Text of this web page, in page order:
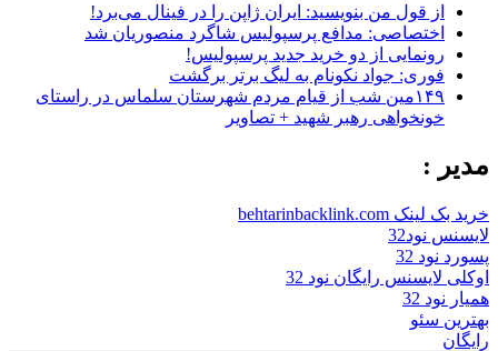
از قول من بنویسید: ایران ژاپن را در فینال می‌برد!
اختصاصی: مدافع پرسپولیس شاگرد منصوریان شد
رونمایی از دو خرید جدید پرسپولیس!
فوری: جواد نکونام به لیگ برتر برگشت
۱۴۹مین شب از قیام مردم شهرستان سلماس در راستای
خونخواهی رهبر شهید + تصاویر
مدیر :
خرید بک لینک behtarinbacklink.com
لایسنس نود32
پسورد نود 32
اوکلی لایسنس رایگان نود 32
همیار نود 32
بهترین سئو
رایگان